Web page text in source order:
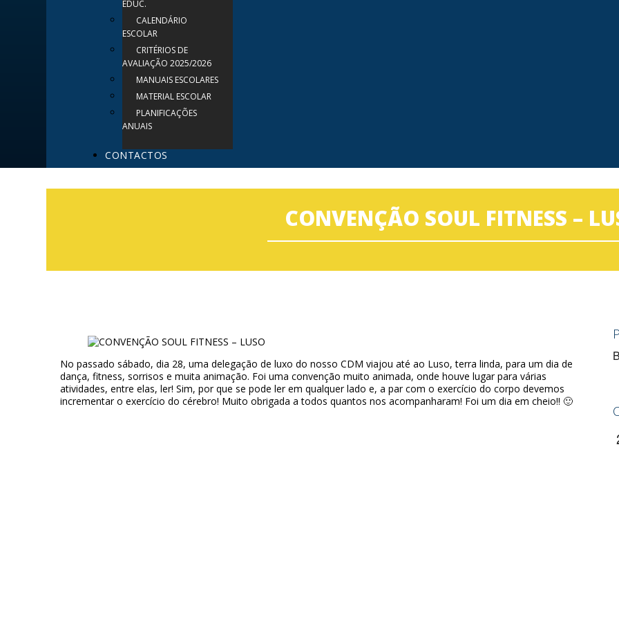
EDUC.
CALENDÁRIO
ESCOLAR
CRITÉRIOS DE
AVALIAÇÃO 2025/2026
MANUAIS ESCOLARES
MATERIAL ESCOLAR
PLANIFICAÇÕES
ANUAIS
CONTACTOS
CONVENÇÃO SOUL FITNESS –
No passado sábado, dia 28, uma delegação de luxo do nosso CDM viajou até ao Luso, terra linda, para um dia de
dança, fitness, sorrisos e muita animação. Foi uma convenção muito animada, onde houve lugar para várias
atividades, entre elas, ler! Sim, por que se pode ler em qualquer lado e, a par com o exercício do corpo devemos
incrementar o exercício do cérebro! Muito obrigada a todos quantos nos acompanharam! Foi um dia em cheio!! 🙂